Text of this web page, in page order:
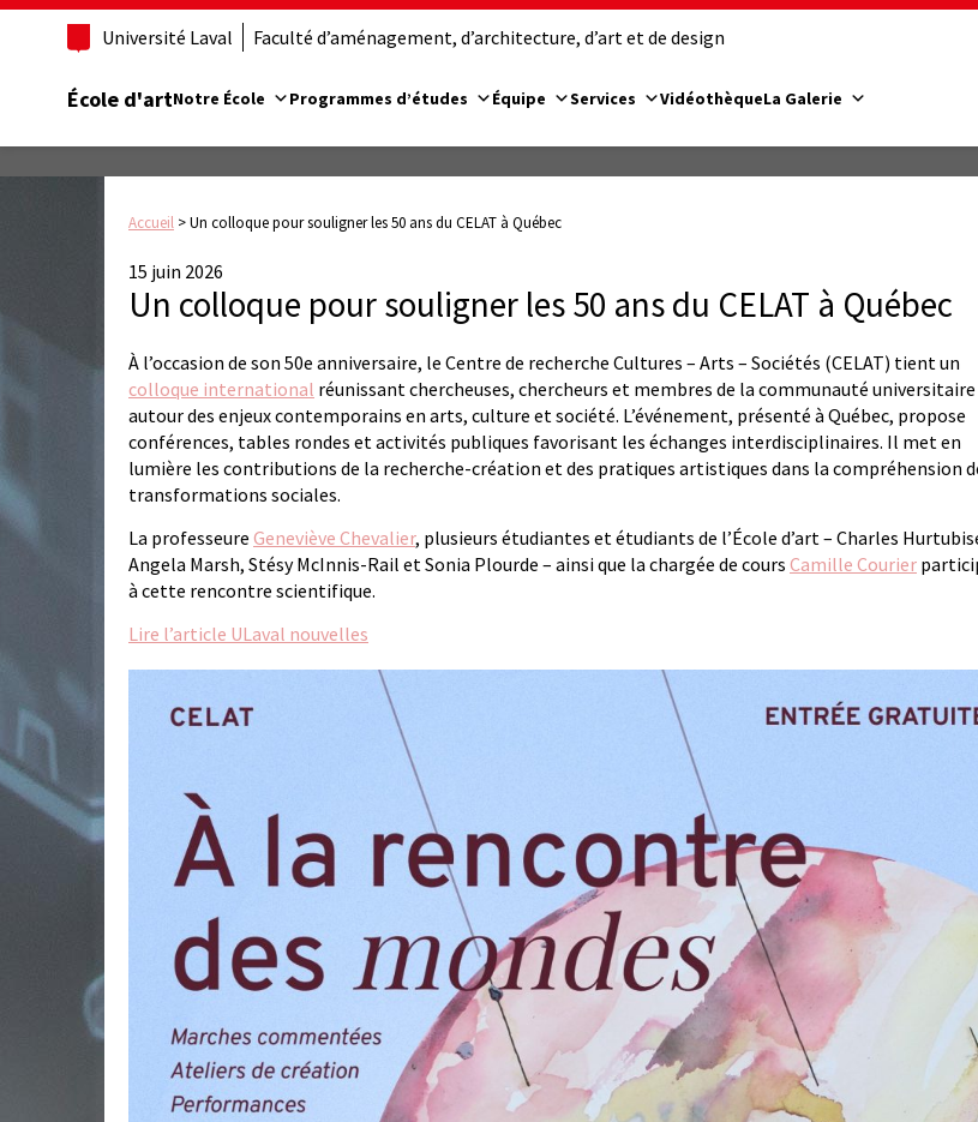
Université Laval Faculté d’aménagement, d’architecture, d’art et de design
École d'artNotre École Programmes d’études Équipe Services VidéothèqueLa Galerie
Accueil >Un colloque pour souligner les 50 ans du CELAT à Québec
15 juin 2026
Un colloque pour souligner les 50 ans du CELAT à Québec
À l’occasion de son 50e anniversaire, le Centre de recherche Cultures – Arts – Sociétés (CELAT) tient un
colloque international réunissant chercheuses, chercheurs et membres de la communauté universitaire
autour des enjeux contemporains en arts, culture et société. L’événement, présenté à Québec, propose
conférences, tables rondes et activités publiques favorisant les échanges interdisciplinaires. Il met en
lumière les contributions de la recherche-création et des pratiques artistiques dans la compréhension
transformations sociales.
La professeure Geneviève Chevalier, plusieurs étudiantes et étudiants de l’École d’art – Charles
Angela Marsh, Stésy McInnis-Rail et Sonia Plourde – ainsi que la chargée de cours Camille Courier
à cette rencontre scientifique.
Lire l’article ULaval nouvelles